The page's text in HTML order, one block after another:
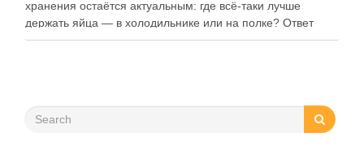
хранения остаётся актуальным: где всё-таки лучше
держать яйца — в холодильнике или на полке? Ответ
зависит от нескольких факторов, включая температуру